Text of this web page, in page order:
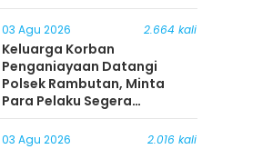
03 Agu 2026 2.664 kali
Keluarga Korban
Penganiayaan Datangi
Polsek Rambutan, Minta
Para Pelaku Segera
Ditangkap
03 Agu 2026 2.016 kali